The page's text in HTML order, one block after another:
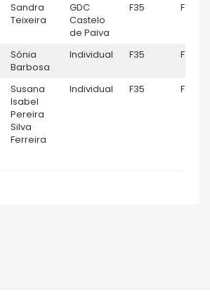
Sandra
Teixeira
GDC
Castelo
de Paiva
F35 F
Sónia
Barbosa
Individual F35 F
Susana
Isabel
Pereira
Silva
Ferreira
Individual F35 F